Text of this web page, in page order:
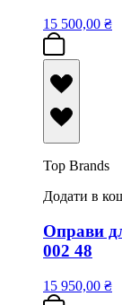
15 500,00 ₴
Top Brands
Додати в
Оправи
002 48
15 950,00 ₴